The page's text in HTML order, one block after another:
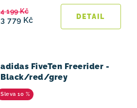
3 779 Kč
4 199 Kč
adidas FiveTen Freerider -
Black/red/grey
10 %